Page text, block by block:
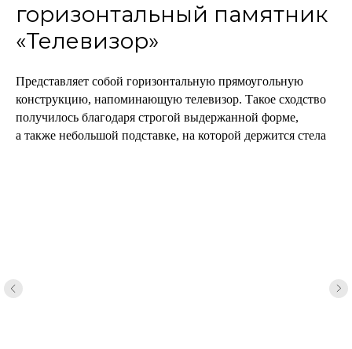
горизонтальный памятник
«Телевизор»
Представляет собой горизонтальную прямоугольную
конструкцию, напоминающую телевизор. Такое сходство
получилось благодаря строгой выдержанной форме,
а также небольшой подставке, на которой держится стела